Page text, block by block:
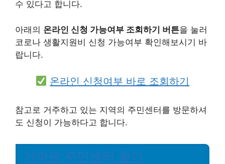
수 있다고 합니다.
아래의 온라인 신청 가능여부 조회하기 버튼을 눌러
코로나 생활지원비 신청 가능여부 확인해보시기 바
랍니다.
온라인 신청여부 바로 조회하기
참고로 거주하고 있는 지역의 주민센터를 방문하셔
도 신청이 가능하다고 합니다.
가까운 주민센터 찾기